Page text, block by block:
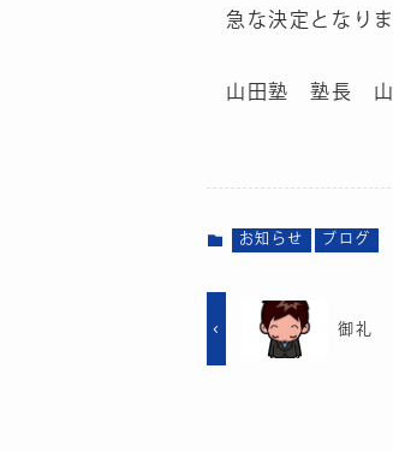
急な決定となり
山田塾 塾長
お知らせ ブログ
御礼